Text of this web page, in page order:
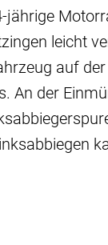
jährige
leicht
auf
An der